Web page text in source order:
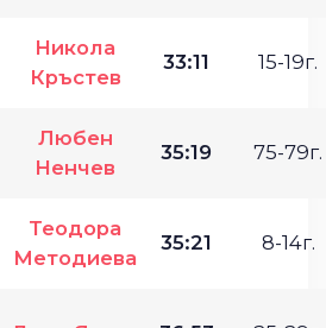
Никола
Кръстев
33:11 15-19г.
Любен
Ненчев
35:19 75-79г.
Теодора
Методиева
35:21 8-14г.